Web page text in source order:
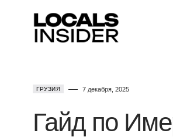
ГРУЗИЯ 7 декабря, 2025
Гайд по